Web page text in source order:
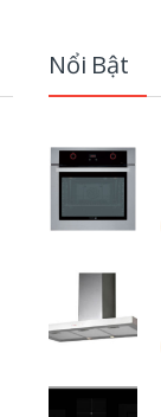
Nổi Bật